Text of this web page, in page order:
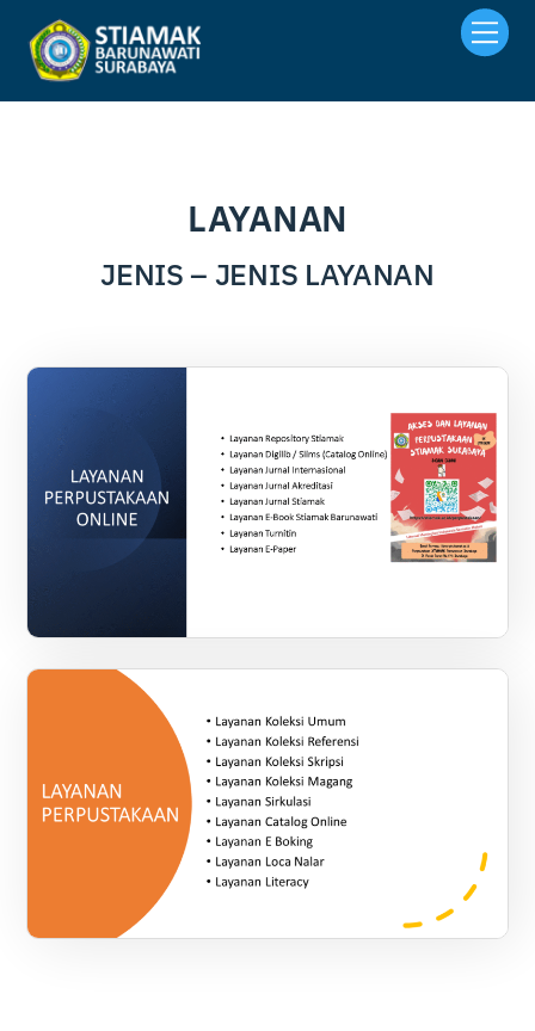
content
LAYANAN
JENIS – JENIS LAYANAN